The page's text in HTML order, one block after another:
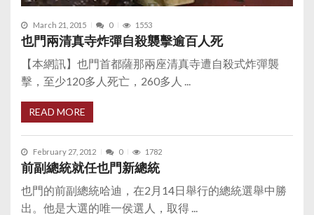
March 21, 2015 0 1553
也門兩清真寺炸彈自殺襲擊逾百人死
【本網訊】也門首都薩那兩座清真寺遭自殺式炸彈襲
擊，至少120多人死亡，260多人 ...
READ MORE
February 27, 2012 0 1782
前副總統就任也門新總統
也門的前副總統哈迪，在2月14日舉行的總統選舉中勝
出。他是大選的唯一侯選人，取得 ...